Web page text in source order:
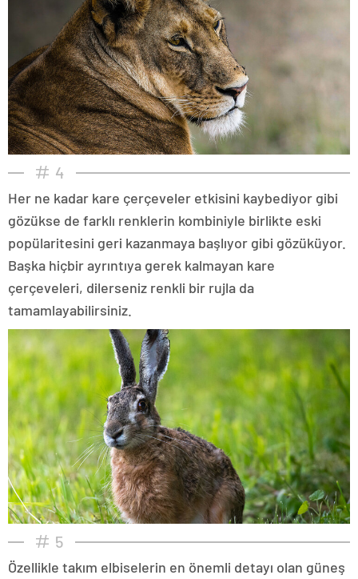
4
Her ne kadar kare çerçeveler etkisini kaybediyor gibi
gözükse de farklı renklerin kombiniyle birlikte eski
popülaritesini geri kazanmaya başlıyor gibi gözüküyor.
Başka hiçbir ayrıntıya gerek kalmayan kare
çerçeveleri, dilerseniz renkli bir rujla da
tamamlayabilirsiniz.
5
Özellikle takım elbiselerin en önemli detayı olan güneş